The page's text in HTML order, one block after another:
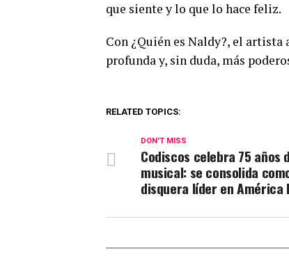
que siente y lo que lo hace feliz.
Con ¿Quién es Naldy?, el artista
profunda y, sin duda, más
RELATED TOPICS:
DON'T MISS
Codiscos celebra 75 años
musical: se consolida
disquera líder en América